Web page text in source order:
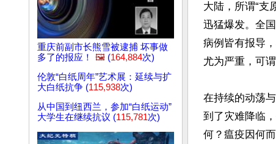
重庆前副市长熊雪被逮捕 坏事做
多了的报应！
🖼️ (164,884次)
伦敦“白纸周年”艺术展：延续与扩
大白纸抗争 (115,938次)
从中国到纽西兰，参加“白纸运动”
大学生在继续抗议 (115,781次)
大陆，所谓“支
迅猛爆发。全
病例皆有报导
尤为严重，可谓
在持续的动荡
到了灾难降临
何？瘟疫因何